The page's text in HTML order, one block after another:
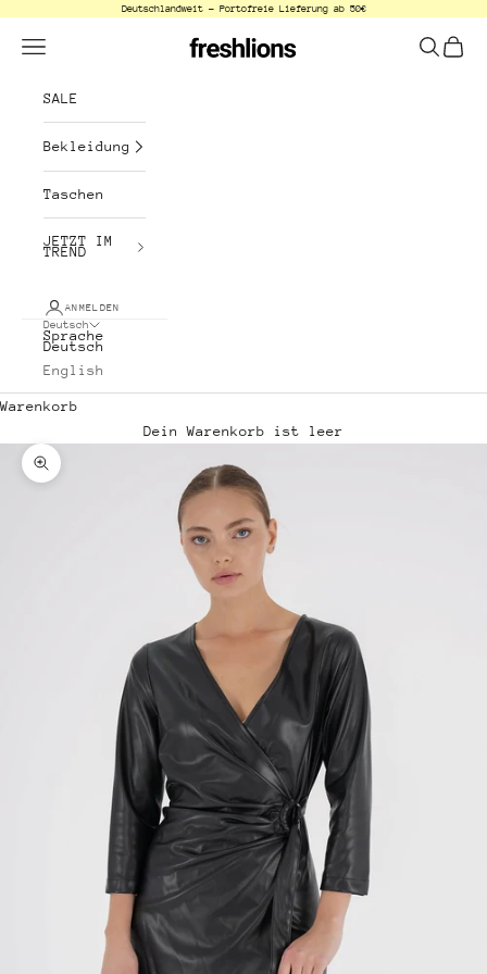
Zum Inhalt springenDeutschlandweit - Portofreie Lieferung ab 50€
freshlions
Menü Suchen
SALE
Bekleidung
Taschen
JETZT IM
TREND
ANMELDEN
Deutsch
Sprache
Deutsch
English
Warenkorb
Dein Warenkorb ist leer
Bild vergrößern